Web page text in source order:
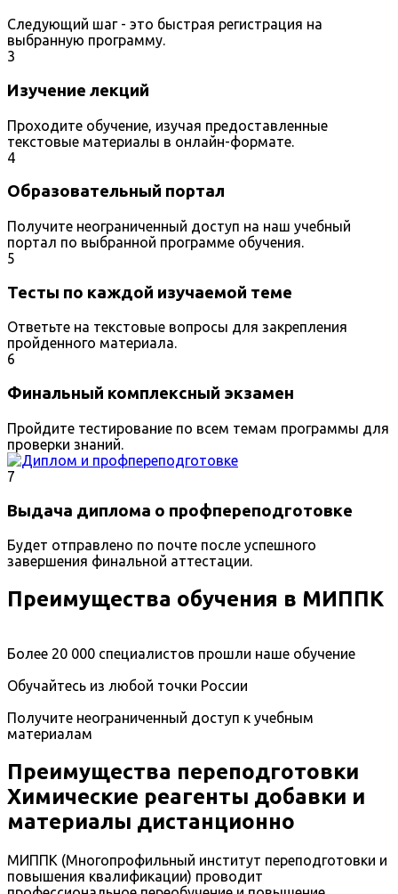
Следующий шаг - это быстрая регистрация на
выбранную программу.
3
Изучение лекций
Проходите обучение, изучая предоставленные
текстовые материалы в онлайн-формате.
4
Образовательный портал
Получите неограниченный доступ на наш учебный
портал по выбранной программе обучения.
5
Тесты по каждой изучаемой теме
Ответьте на текстовые вопросы для закрепления
пройденного материала.
6
Финальный комплексный экзамен
Пройдите тестирование по всем темам программы для
проверки знаний.
7
Выдача диплома о профпереподготовке
Будет отправлено по почте после успешного
завершения финальной аттестации.
Преимущества обучения в МИППК
Более 20 000 специалистов прошли наше обучение
Обучайтесь из любой точки России
Получите неограниченный доступ к учебным
материалам
Преимущества переподготовки
Химические реагенты добавки и
материалы дистанционно
МИППК (Многопрофильный институт переподготовки и
повышения квалификации) проводит